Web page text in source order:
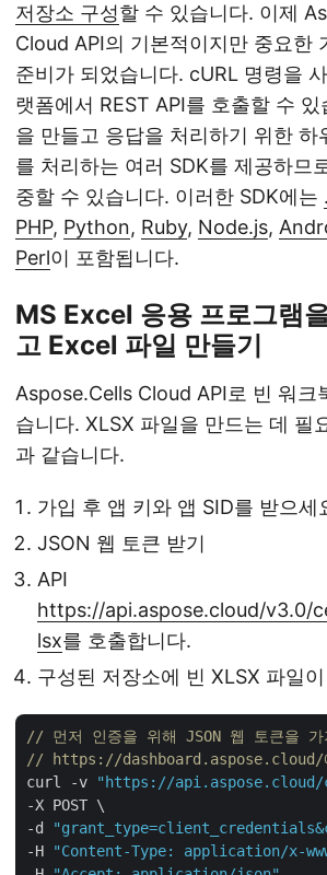
저장소 구성할 수 있습니다. 이제
Cloud API의 기본적이지만 중요한
준비가 되었습니다. cURL 명령을
랫폼에서 REST API를 호출할 수
을 만들고 응답을 처리하기 위한 하
를 처리하는 여러 SDK를 제공하므
중할 수 있습니다. 이러한 SDK에는
PHP, Python, Ruby, Node.js,
Perl이 포함됩니다.
MS Excel 응용 프로그램
고 Excel 파일 만들기
Aspose.Cells Cloud API로 빈 워크
습니다. XLSX 파일을 만드는 데 필
과 같습니다.
가입 후 앱 키와 앱 SID를 받으세
JSON 웹 토큰 받기
API
https://api.aspose.cloud/v3.0/
lsx를 호출합니다.
구성된 저장소에 빈 XLSX 파일
// 먼저 인증을 위해 JSON 웹 토큰을 가
// https://dashboard.aspose.cloud/
curl -v
"https://api.aspose.cloud/
-X POST \
-d
-H
"Content-Type: application/x-